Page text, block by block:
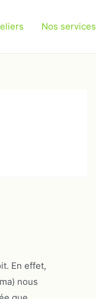
Nos services
En effet,
nous